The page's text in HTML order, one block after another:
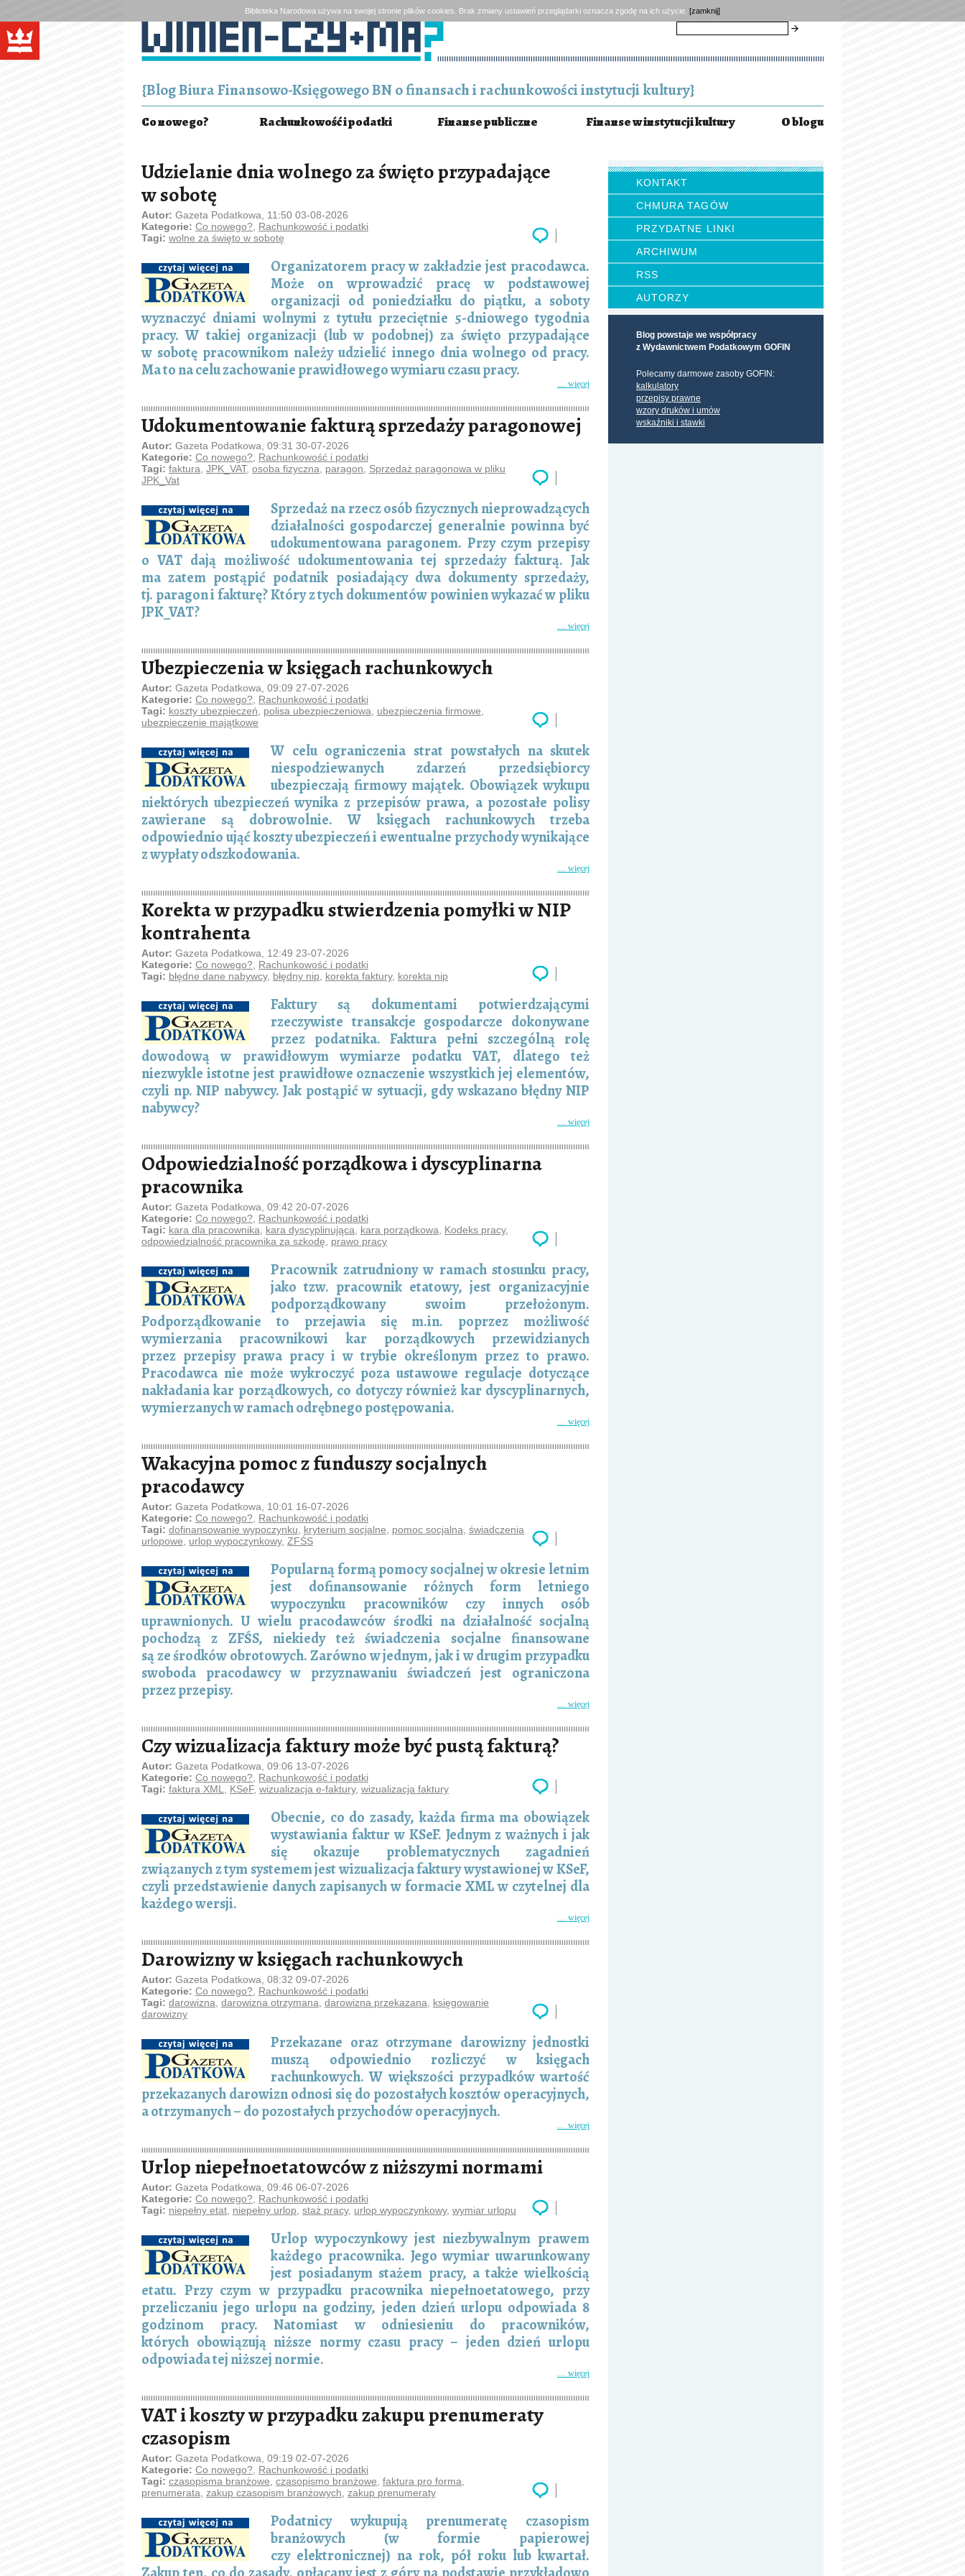
Biblioteka Narodowa używa na swojej stronie plików cookies. Brak zmiany ustawień przeglądarki oznacza zgodę na ich użycie. [zamknij]
{Blog Biura Finansowo-Księgowego BN o finansach i rachunkowości instytucji kultury}
Co nowego? Rachunkowość i podatki Finanse publiczne Finanse w instytucji kultury O blogu
KONTAKT
CHMURA TAGÓW
PRZYDATNE LINKI
ARCHIWUM
RSS
AUTORZY
Blog powstaje we współpracy
z Wydawnictwem Podatkowym GOFIN
Polecamy darmowe zasoby GOFIN:
kalkulatory
przepisy prawne
wzory druków i umów
wskaźniki i stawki
Udzielanie dnia wolnego za święto przypadające
w sobotę
Autor: Gazeta Podatkowa, 11:50 03-08-2026
Kategorie: Co nowego? Rachunkowość i podatki
Tagi: wolne za święto w sobotę
Organizatorem pracy w zakładzie jest pracodawca.
Może on wprowadzić pracę w podstawowej
organizacji od poniedziałku do piątku, a soboty
wyznaczyć dniami wolnymi z tytułu przeciętnie 5-dniowego tygodnia
pracy. W takiej organizacji (lub w podobnej) za święto przypadające
w sobotę pracownikom należy udzielić innego dnia wolnego od pracy.
Ma to na celu zachowanie prawidłowego wymiaru czasu pracy.
… więcej
Udokumentowanie fakturą sprzedaży paragonowej
Autor: Gazeta Podatkowa, 09:31 30-07-2026
Kategorie: Co nowego? Rachunkowość i podatki
Tagi: faktura JPK_VAT, osoba fizyczna paragon
Sprzedaż paragonowa w pliku
JPK_Vat
Sprzedaż na rzecz osób fizycznych nieprowadzących
działalności gospodarczej generalnie powinna być
udokumentowana paragonem. Przy czym przepisy
o VAT dają możliwość udokumentowania tej sprzedaży fakturą. Jak
ma zatem postąpić podatnik posiadający dwa dokumenty sprzedaży,
tj. paragon i fakturę? Który z tych dokumentów powinien wykazać w pliku
JPK_VAT?
… więcej
Ubezpieczenia w księgach rachunkowych
Autor: Gazeta Podatkowa, 09:09 27-07-2026
Kategorie: Co nowego? Rachunkowość i podatki
Tagi: koszty ubezpieczeń polisa ubezpieczeniowa ubezpieczenia firmowe
ubezpieczenie majątkowe
W celu ograniczenia strat powstałych na skutek
niespodziewanych zdarzeń przedsiębiorcy
ubezpieczają firmowy majątek. Obowiązek wykupu
niektórych ubezpieczeń wynika z przepisów prawa, a pozostałe polisy
zawierane są dobrowolnie. W księgach rachunkowych trzeba
odpowiednio ująć koszty ubezpieczeń i ewentualne przychody wynikające
z wypłaty odszkodowania.
… więcej
Korekta w przypadku stwierdzenia pomyłki w NIP
kontrahenta
Autor: Gazeta Podatkowa, 12:49 23-07-2026
Kategorie: Co nowego? Rachunkowość i podatki
Tagi: błędne dane nabywcy, błędny nip korekta faktury, korekta nip
Faktury są dokumentami potwierdzającymi
rzeczywiste transakcje gospodarcze dokonywane
przez podatnika. Faktura pełni szczególną rolę
dowodową w prawidłowym wymiarze podatku VAT, dlatego też
niezwykle istotne jest prawidłowe oznaczenie wszystkich jej elementów,
czyli np. NIP nabywcy. Jak postąpić w sytuacji, gdy wskazano błędny NIP
nabywcy?
… więcej
Odpowiedzialność porządkowa i dyscyplinarna
pracownika
Autor: Gazeta Podatkowa, 09:42 20-07-2026
Kategorie: Co nowego? Rachunkowość i podatki
Tagi: kara dla pracownika kara dyscyplinująca kara porządkowa Kodeks pracy,
odpowiedzialność pracownika za szkodę
prawo pracy
Pracownik zatrudniony w ramach stosunku pracy,
jako tzw. pracownik etatowy, jest organizacyjnie
podporządkowany swoim przełożonym.
Podporządkowanie to przejawia się m.in. poprzez możliwość
wymierzania pracownikowi kar porządkowych przewidzianych
przez przepisy prawa pracy i w trybie określonym przez to prawo.
Pracodawca nie może wykroczyć poza ustawowe regulacje dotyczące
nakładania kar porządkowych, co dotyczy również kar dyscyplinarnych,
wymierzanych w ramach odrębnego postępowania.
… więcej
Wakacyjna pomoc z funduszy socjalnych
pracodawcy
Autor: Gazeta Podatkowa, 10:01 16-07-2026
Kategorie: Co nowego? Rachunkowość i podatki
Tagi: dofinansowanie wypoczynku kryterium socjalne pomoc socjalna świadczenia
urlopowe
urlop wypoczynkowy, ZFŚS
Popularną formą pomocy socjalnej w okresie letnim
jest dofinansowanie różnych form letniego
wypoczynku pracowników czy innych osób
uprawnionych. U wielu pracodawców środki na działalność socjalną
pochodzą z ZFŚS, niekiedy też świadczenia socjalne finansowane
są ze środków obrotowych. Zarówno w jednym, jak i w drugim przypadku
swoboda pracodawcy w przyznawaniu świadczeń jest ograniczona
przez przepisy.
… więcej
Czy wizualizacja faktury może być pustą fakturą?
Autor: Gazeta Podatkowa, 09:06 13-07-2026
Kategorie: Co nowego? Rachunkowość i podatki
Tagi: faktura XML KSeF, wizualizacja e-faktury, wizualizacja faktury
Obecnie, co do zasady, każda firma ma obowiązek
wystawiania faktur w KSeF. Jednym z ważnych i jak
się okazuje problematycznych zagadnień
związanych z tym systemem jest wizualizacja faktury wystawionej w KSeF,
czyli przedstawienie danych zapisanych w formacie XML w czytelnej dla
każdego wersji.
… więcej
Darowizny w księgach rachunkowych
Autor: Gazeta Podatkowa, 08:32 09-07-2026
Kategorie: Co nowego? Rachunkowość i podatki
Tagi: darowizna darowizna otrzymana darowizna przekazana
księgowanie
darowizny
Przekazane oraz otrzymane darowizny jednostki
muszą odpowiednio rozliczyć w księgach
rachunkowych. W większości przypadków wartość
przekazanych darowizn odnosi się do pozostałych kosztów operacyjnych,
a otrzymanych – do pozostałych przychodów operacyjnych.
… więcej
Urlop niepełnoetatowców z niższymi normami
Autor: Gazeta Podatkowa, 09:46 06-07-2026
Kategorie: Co nowego? Rachunkowość i podatki
Tagi: niepełny etat niepełny urlop staż pracy, urlop wypoczynkowy, wymiar urlopu
Urlop wypoczynkowy jest niezbywalnym prawem
każdego pracownika. Jego wymiar uwarunkowany
jest posiadanym stażem pracy, a także wielkością
etatu. Przy czym w przypadku pracownika niepełnoetatowego, przy
przeliczaniu jego urlopu na godziny, jeden dzień urlopu odpowiada 8
godzinom pracy. Natomiast w odniesieniu do pracowników,
których obowiązują niższe normy czasu pracy – jeden dzień urlopu
odpowiada tej niższej normie.
… więcej
VAT i koszty w przypadku zakupu prenumeraty
czasopism
Autor: Gazeta Podatkowa, 09:19 02-07-2026
Kategorie: Co nowego? Rachunkowość i podatki
Tagi: czasopisma branżowe czasopismo branżowe faktura pro forma
prenumerata zakup czasopism branżowych zakup prenumeraty
Podatnicy wykupują prenumeratę czasopism
branżowych (w formie papierowej
czy elektronicznej) na rok, pół roku lub kwartał.